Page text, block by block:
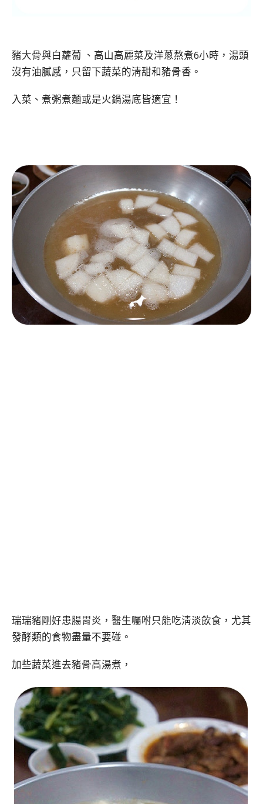
豬大骨與白蘿蔔 、高山高麗菜及洋蔥熬煮6小時，湯頭
沒有油膩感，只留下蔬菜的淸甜和豬骨香。
入菜、煮粥煮麵或是火鍋湯底皆適宜！
瑞瑞豬剛好患腸胃炎，醫生囑咐只能吃淸淡飲食，尤其
發酵類的食物盡量不要碰。
加些蔬菜進去豬骨高湯煮，